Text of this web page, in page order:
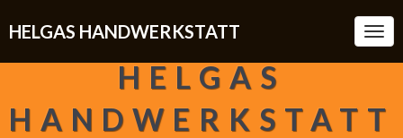
HELGAS HANDWERKSTATT
HELGAS
HANDWERKSTATT